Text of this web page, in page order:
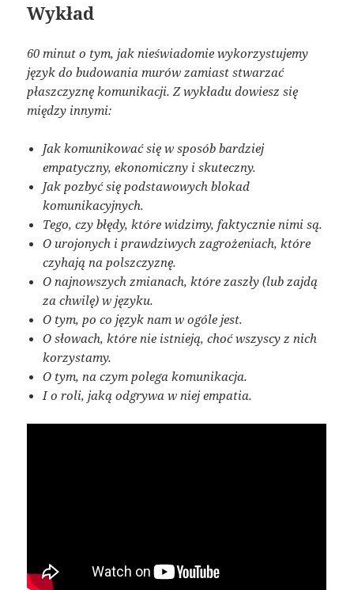
Wykład
60 minut o tym, jak nieświadomie wykorzystujemy
język do budowania murów zamiast stwarzać
płaszczyznę komunikacji. Z wykładu dowiesz się
między innymi:
Jak komunikować się w sposób bardziej
empatyczny, ekonomiczny i skuteczny.
Jak pozbyć się podstawowych blokad
komunikacyjnych.
Tego, czy błędy, które widzimy, faktycznie nimi są.
O urojonych i prawdziwych zagrożeniach, które
czyhają na polszczyznę.
O najnowszych zmianach, które zaszły (lub zajdą
za chwilę) w języku.
O tym, po co język nam w ogóle jest.
O słowach, które nie istnieją, choć wszyscy z nich
korzystamy.
O tym, na czym polega komunikacja.
I o roli, jaką odgrywa w niej empatia.